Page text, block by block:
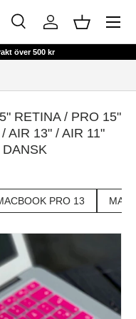
Sök Logga inKorg
Meny
över 500 kr
RETINA / PRO 15"
AIR 13" / AIR 11"
PRO 13